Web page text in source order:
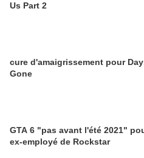
Us Part 2
cure d'amaigrissement pour
Gone
GTA 6 "pas avant l'été 2021"
ex-employé de Rockstar